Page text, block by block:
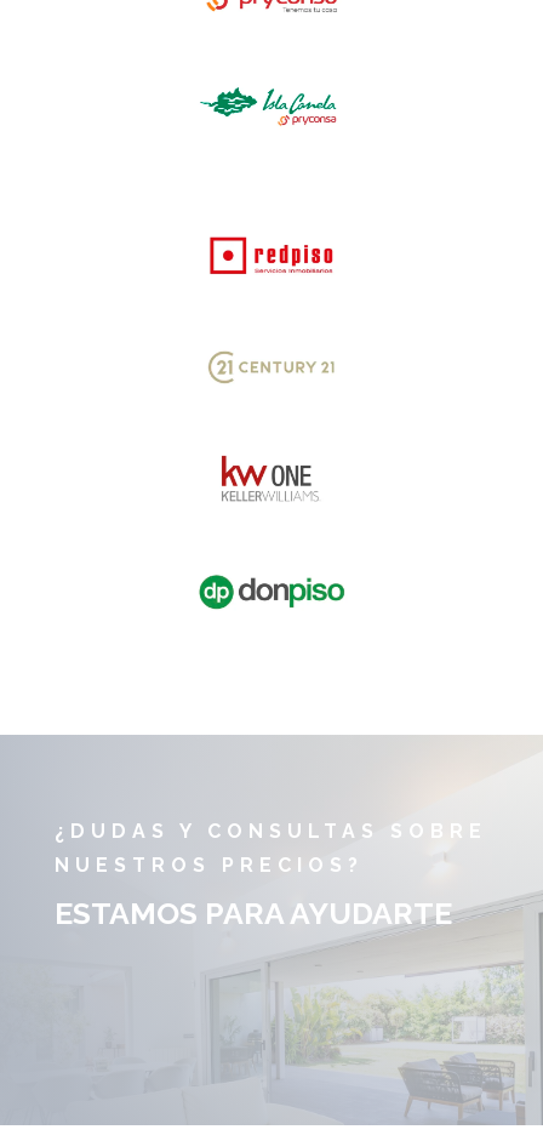
¿DUDAS Y CONSULTAS SOBRE
NUESTROS PRECIOS?
ESTAMOS PARA AYUDARTE